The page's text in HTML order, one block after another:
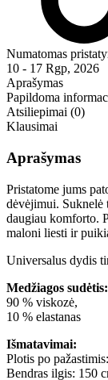
Numatomas
10 - 17 Rgp, 2026
Aprašymas
Papildoma
Atsiliepimai (0)
Klausimai
Aprašymas
Pristatome jums
dėvėjimui. Suknelė
daugiau komforto.
maloni liesti ir
Universalus dydis
Medžiagos sudėtis:
90 % viskozė,
10 % elastanas
Išmatavimai:
Plotis po
Bendras ilgis: 150